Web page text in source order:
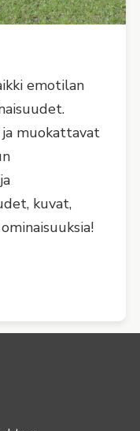
emotilan
muokattavat
kuvat,